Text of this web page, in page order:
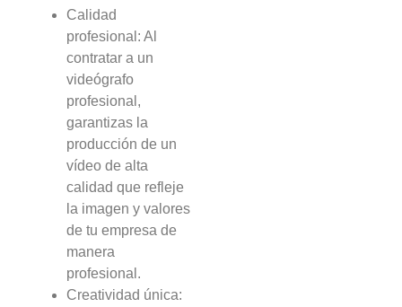
Calidad
profesional: Al
contratar a un
videógrafo
profesional,
garantizas la
producción de un
vídeo de alta
calidad que refleje
la imagen y valores
de tu empresa de
manera
profesional.
Creatividad única: